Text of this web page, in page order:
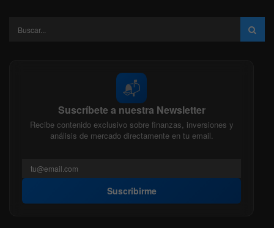
📬
Suscríbete a nuestra Newsletter
Recibe contenido exclusivo sobre finanzas, inversiones y
análisis de mercado directamente en tu email.
Suscribirme